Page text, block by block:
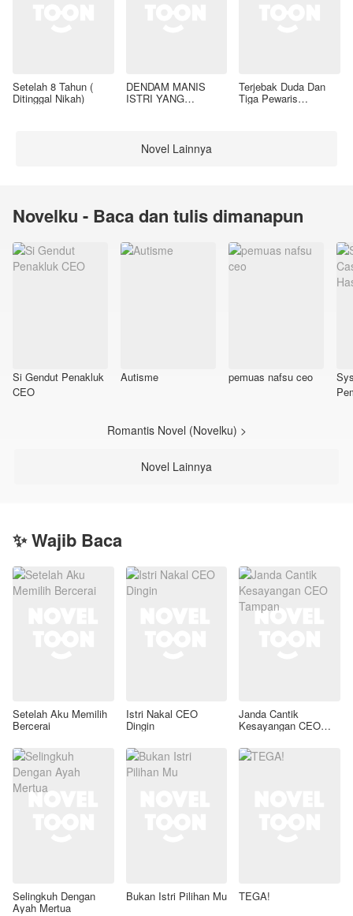
Setelah 8 Tahun (
Ditinggal Nikah)
DENDAM MANIS
ISTRI YANG
Terjebak Duda Dan
Tiga Pewaris
Novel Lainnya
Novelku - Baca dan tulis dimanapun
Si Gendut Penakluk
CEO
Autisme pemuas nafsu ceo
Romantis Novel (Novelku) >
Novel Lainnya
✨ Wajib Baca
Setelah Aku Memilih
Bercerai
Istri Nakal CEO
Dingin
Janda Cantik
Kesayangan CEO
Selingkuh Dengan
Ayah Mertua
Bukan Istri Pilihan Mu TEGA!